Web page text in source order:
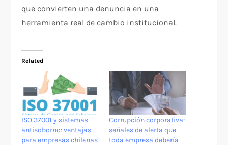
que convierten una denuncia en una
herramienta real de cambio institucional.
Related
ISO 37001 y sistemas
antisoborno: ventajas
para empresas chilenas
Corrupción corporativa:
señales de alerta que
toda empresa debería